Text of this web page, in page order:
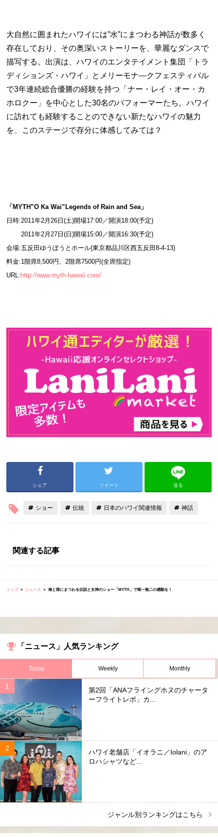
大自然に囲まれたハワイには”水”にまつわる神話が数多く
存在しており、その奥深いストーリーを、華麗なダンスで
描写する。出演は、ハワイのエンタテイメント集団「トラ
ディションズ・ハワイ」とメリーモナ―クフェスティバル
で3年連続総合優勝の経験を持つ「ナー・レイ・オー・カ
ホロクー」を中心とした30名のパフォーマーたち。ハワイ
に訪れても経験することのできない新たなハワイの魅力
を、このステージで存分に体感してみては？
「MYTH”O Ka Wai”Legends of Rain and Sea」
日時:2011年2月26日(土)開場17:00／開演18:00(予定)
2011年2月27日(日)開場15:00／開演16:30(予定)
会場:五反田ゆうぽうとホール(東京都品川区西五反田8-4-13)
料金:1階席8,500円、2階席7500円(全席指定)
URL: http://www.myth-hawaii.com/
シェア ツイート 送る
ショー 伝統 日本のハワイ関連情報 神話
関連する記事
トップ ニュース 海と雨にまつわる伝説と女神のショー「MYTH」で唯一無二の感動を！
「ニュース」人気ランキング
Today Weekly Monthly
第2回「ANAフライングホヌのチャータ
ーフライトレポ」カ...
ハワイ老舗店「イオラニ／Iolani」のア
ロハシャツなど...
ジャンル別ランキングはこちら